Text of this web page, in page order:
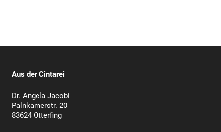
Aus der Cintarei
Dr. Angela Jacobi
Palnkamerstr. 20
83624 Otterfing